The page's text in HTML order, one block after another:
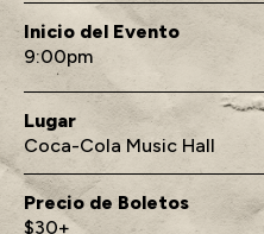
Inicio del Evento
9:00
Lugar
Coca-Cola Music Hall
Precio de Boletos
$30+